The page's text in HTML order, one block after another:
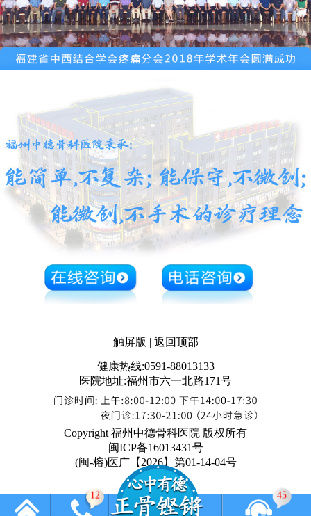
触屏版 | 返回顶部
健康热线:0591-88013133
医院地址:福州市六一北路171号
Copyright 福州中德骨科医院 版权所有
闽ICP备16013431号
(闽-榕)医广【2026】第01-14-04号
12 45